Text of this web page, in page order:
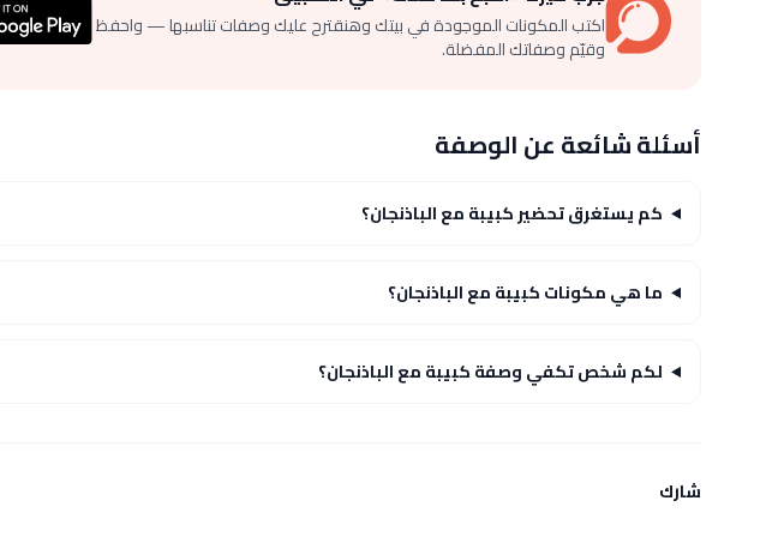
اكتب المكونات الموجودة في بيتك وهنقترح عليك وصفات تناسبها — واحفظ
وقيّم وصفاتك المفضلة.
أسئلة شائعة عن الوصفة
كم يستغرق تحضير كبيبة مع الباذنجان؟
ما هي مكونات كبيبة مع الباذنجان؟
لكم شخص تكفي وصفة كبيبة مع الباذنجان؟
شارك